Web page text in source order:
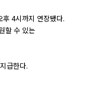
4시까지 연장됐다.
할 수 있는
급한다.